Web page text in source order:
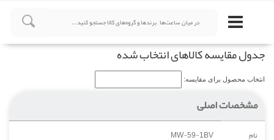
جدول مقایسه کالاهای انتخاب شده
انتخاب محصول برای مقایسه:
مشخصات اصلی
نام
MW-59-1BV